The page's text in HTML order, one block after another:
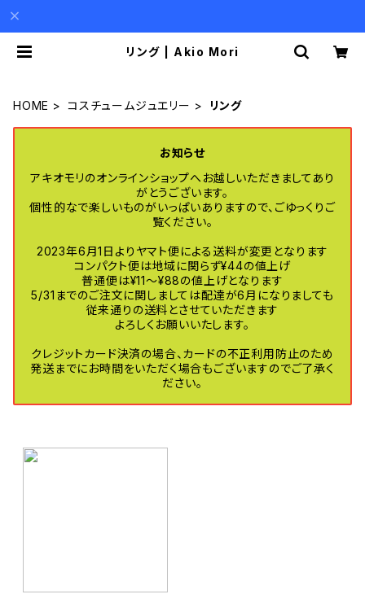
リング | Akio Mori
HOME コスチュームジュエリー リング
お知らせ
アキオモリのオンラインショップへお越しいただきましてあり
がとうございます。
個性的なで楽しいものがいっぱいありますので、ごゆっくりご
覧ください。
2023年6月1日よりヤマト便による送料が変更となります
コンパクト便は地域に関らず¥44の値上げ
普通便は¥11〜¥88の値上げとなります
5/31までのご注文に関しましては配達が6月になりましても
従来通りの送料とさせていただきます
よろしくお願いいたします。
クレジットカード決済の場合、カードの不正利用防止のため
発送までにお時間をいただく場合もございますのでご了承く
ださい。